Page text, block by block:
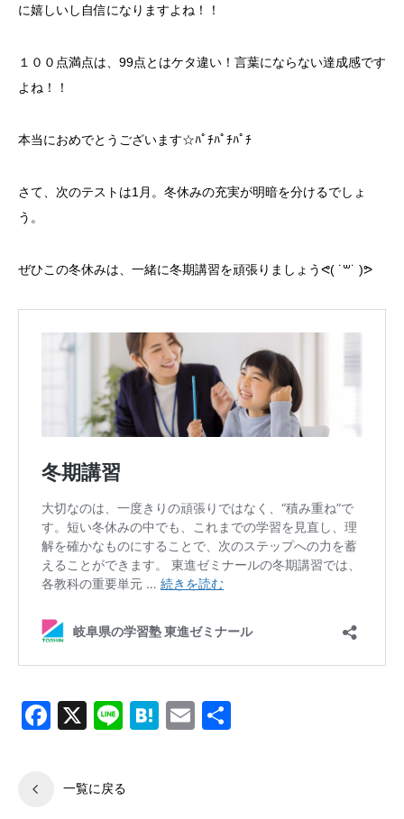
に嬉しいし自信になりますよね！！
１００点満点は、99点とはケタ違い！言葉にならない達成感です
よね！！
本当におめでとうございます☆ﾊﾟﾁﾊﾟﾁﾊﾟﾁ
さて、次のテストは1月。冬休みの充実が明暗を分けるでしょ
う。
ぜひこの冬休みは、一緒に冬期講習を頑張りましょうᕙ( ˙꒳​˙ )ᕗ
Facebook
X LineHatena
Email
一覧に戻る